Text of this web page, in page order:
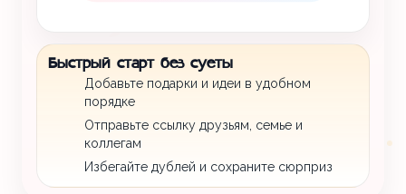
Быстрый старт без суеты
Добавьте подарки и идеи в удобном
порядке
Отправьте ссылку друзьям, семье и
коллегам
Избегайте дублей и сохраните сюрприз